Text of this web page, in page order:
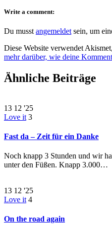
Write a comment:
Du musst angemeldet sein, um
Diese Website verwendet
mehr darüber, wie deine
Ähnliche Beiträge
13 12 '25
Love it 3
Fast da – Zeit für ein Danke
Noch knapp 3 Stunden und wir
unter den Füßen. Knapp 3.000…
13 12 '25
Love it 4
On the road again